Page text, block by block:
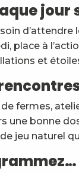
et
jour
d’attendre
place à
et
fermes,
une bonne
jeu naturel